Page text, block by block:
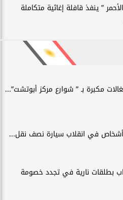
” ينفذ قافلة إغاثية متكاملة
مكبرة بـ ” شوارع مركز أبوتشت”...
بطلقات نارية في تجدد خصومة